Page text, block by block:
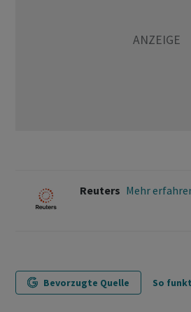
Reuters Mehr
Bevorzugte Quelle So